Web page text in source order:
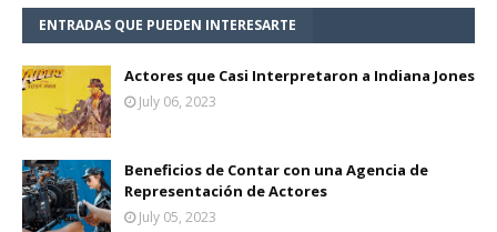
ENTRADAS QUE PUEDEN INTERESARTE
Actores que Casi Interpretaron a Indiana Jones
July 06, 2023
Beneficios de Contar con una Agencia de
Representación de Actores
July 05, 2023